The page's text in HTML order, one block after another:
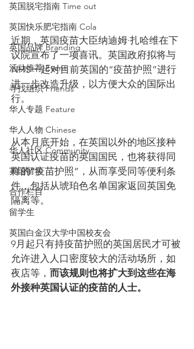
英国脱宅指南 Time out
英国快乐肥宅指南 Cola
英国品牌 Branding
活动推荐 Event
寻找组织 Friends
华人专题 Feature
华人人物 Chinese
华人社区 Community
英国留学
合作栏目
留学生
英国白金汉大学中国校友会
近期，英国疫苗大臣纳迪姆·扎哈维在下
议院宣布了一项喜讯。英国政府拟将与
NHS一起对目前英国的“疫苗护照”进行
进一步改造升级，以方便大众的国际出
行。
从本月底开始，在英国以外的地区接种
英国认证疫苗的英国国民，也将获得同
样的“疫苗护照”，从而享受同等便利条
件，包括从琥珀色名单国家返回英国免
隔离等。
9月起只有持疫苗护照的英国居民才可被
允许进入人口密度较大的活动场所，如
夜店等， 而该规则也将扩大到这些在海
外接种英国认证的疫苗的人士。